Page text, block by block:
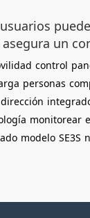
un
control
personas
dirección
monitorear
modelo SE3S